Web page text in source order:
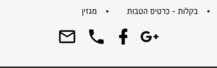
בקלות – כרטיס הטבות
מגזין